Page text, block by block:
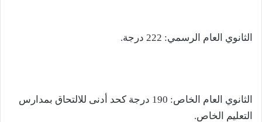
الثانوي العام الرسمي: 222 درجة.
الثانوي العام الخاص: 190 درجة كحد أدنى للالتحاق بمدارس
التعليم الخاص.